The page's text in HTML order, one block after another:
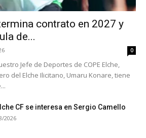
contrato en 2027 y
de...
0
Jefe de Deportes de COPE Elche,
del Elche Ilicitano, Umaru Konare, tiene
CF se interesa en Sergio Camello
2026